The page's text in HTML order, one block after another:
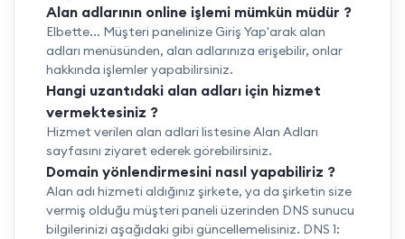
Alan adlarının online işlemi mümkün müdür ?
Elbette... Müşteri panelinize Giriş Yap'arak alan
adları menüsünden, alan adlarınıza erişebilir, onlar
hakkında işlemler yapabilirsiniz.
Hangi uzantıdaki alan adları için hizmet
vermektesiniz ?
Hizmet verilen alan adlari listesine Alan Adları
sayfasını ziyaret ederek görebilirsiniz.
Domain yönlendirmesini nasıl yapabiliriz ?
Alan adı hizmeti aldığınız şirkete, ya da şirketin size
vermiş olduğu müşteri paneli üzerinden DNS sunucu
bilgilerinizi aşağıdaki gibi güncellemelisiniz. DNS 1: